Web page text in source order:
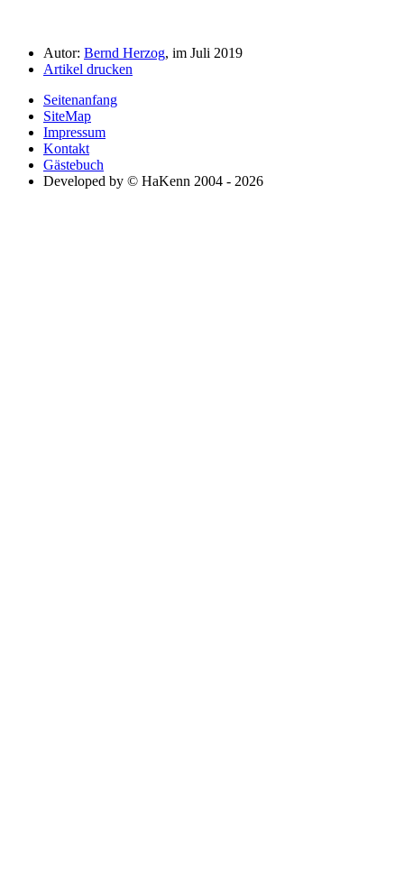
Autor: Bernd Herzog, im Juli 2019
Artikel drucken
Seitenanfang
SiteMap
Impressum
Kontakt
Gästebuch
Developed by © HaKenn 2004 - 2026